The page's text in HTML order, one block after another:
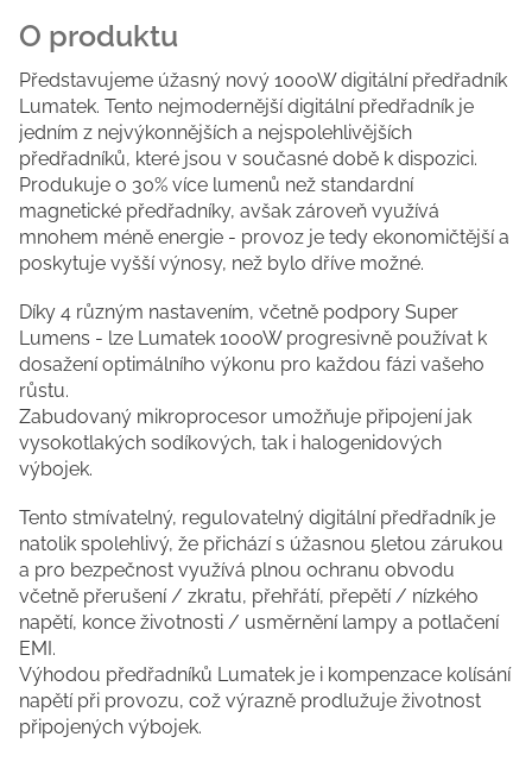
Představujeme úžasný nový 1000W digitální předřadník
Lumatek. Tento nejmodernější digitální předřadník je
jedním z nejvýkonnějších a nejspolehlivějších
předřadníků, které jsou v současné době k dispozici.
Produkuje o 30% více lumenů než standardní
magnetické předřadníky, avšak zároveň využívá
mnohem méně energie - provoz je tedy ekonomičtější a
poskytuje vyšší výnosy, než bylo dříve možné.
Díky 4 různým nastavením, včetně podpory Super
Lumens - lze Lumatek 1000W progresivně používat k
dosažení optimálního výkonu pro každou fázi vašeho
růstu.
Zabudovaný mikroprocesor umožňuje připojení jak
vysokotlakých sodíkových, tak i halogenidových
výbojek.
Tento stmívatelný, regulovatelný digitální předřadník je
natolik spolehlivý, že přichází s úžasnou 5letou zárukou
a pro bezpečnost využívá plnou ochranu obvodu
včetně přerušení / zkratu, přehřátí, přepětí / nízkého
napětí, konce životnosti / usměrnění lampy a potlačení
EMI.
Výhodou předřadníků Lumatek je i kompenzace kolísání
napětí při provozu, což výrazně prodlužuje životnost
připojených výbojek.